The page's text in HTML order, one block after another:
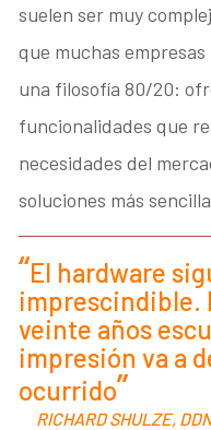
suelen ser muy
que muchas
una filosofía 80/20:
funcionalidades que
necesidades del
soluciones más
El hardware
imprescindible.
veinte años
impresión va a
ocurrido
RICHARD SHULZE,